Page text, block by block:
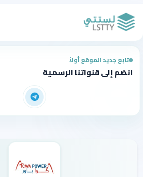
تابع جديد الموقع أولاً
انضم إلى قنواتنا الرسمية